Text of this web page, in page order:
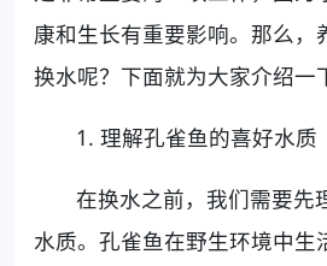
康和生长有重要影响。那么，
换水呢？下面就为大家介绍一
1. 理解孔雀鱼的喜好水质
在换水之前，我们需要先
水质。孔雀鱼在野生环境中生